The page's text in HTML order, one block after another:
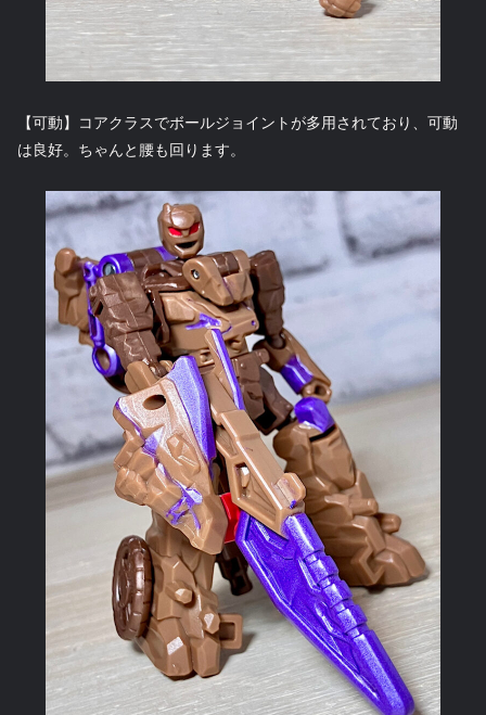
【可動】コアクラスでボールジョイントが多用されており、可動
は良好。ちゃんと腰も回ります。